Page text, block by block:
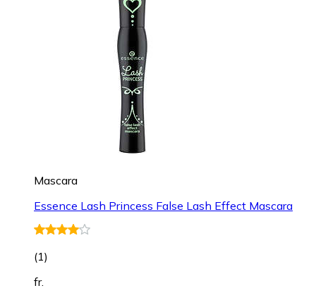
Mascara
Essence Lash Princess False Lash Effect Mascara
(1)
fr.